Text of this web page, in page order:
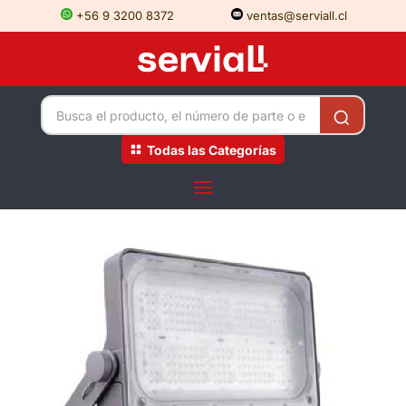
+56 9 3200 8372 ventas@serviall.cl
Todas las Categorías